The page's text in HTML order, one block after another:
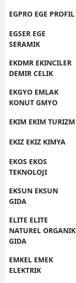
EGPRO EGE PROFIL
EGSER EGE
SERAMIK
EKDMR EKINCILER
DEMIR CELIK
EKGYO EMLAK
KONUT GMYO
EKIM EKIM TURIZM
EKIZ EKIZ KIMYA
EKOS EKOS
TEKNOLOJI
EKSUN EKSUN
GIDA
ELITE ELITE
NATUREL ORGANIK
GIDA
EMKEL EMEK
ELEKTRIK